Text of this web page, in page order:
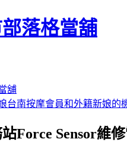
落格當舖
舖
台南按摩會員和外籍新娘的
Force Sensor維